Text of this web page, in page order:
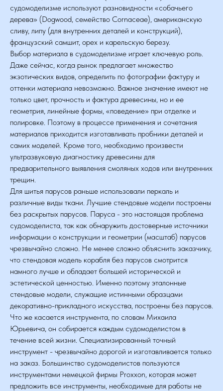
судомоделизме используют разновидности «собачьего
дерева» (Dogwood, семейство Cornaceae), американскую
сливу, липу (для внутренних деталей и конструкций),
французский самшит, орех и карельскую березу.
Выбор материала в судомоделизме играет ключевую роль.
Даже сейчас, когда рынок предлагает множество
экзотических видов, определить по фотографии фактуру и
оттенки материала невозможно. Важное значение имеют не
только цвет, прочность и фактура древесины, но и ее
геометрия, линейные формы, «поведение» при отделке и
полировке. Поэтому в процессе применения и сочетания
материалов приходится изготавливать пробники деталей и
самих моделей. Кроме того, необходимо произвести
ультразвуковую диагностику древесины для
предварительного выявления смоляных ходов или внутренних
трещин.
Для шитья парусов раньше использовали перкаль и
различные виды ткани. Лучшие стендовые модели построены
без раскрытых парусов. Паруса - это настоящая проблема
судомоделиста, так как обнаружить достоверные источники
информации о конструкции и геометрии (масштаб) парусов
чрезвычайно сложно. Не менее сложно объяснить заказчику,
что стендовая модель корабля без парусов смотрится
намного лучше и обладает большей исторической и
эстетической ценностью. Именно поэтому эталонные
стендовые модели, служащие истинными образцами
декоративно-прикладного искусства, построены без парусов.
Что же касается инструмента, по словам Михаила
Юрьевича, он собирается каждым судомоделистом в
течение всей жизни. Специализированный точный
инструмент - чрезвычайно дорогой и изготавливается только
на заказ. Большинство судомоделистов пользуются
инструментами немецкой фирмы Proxxon, которая может
предложить все инструменты, необходимые для работы не